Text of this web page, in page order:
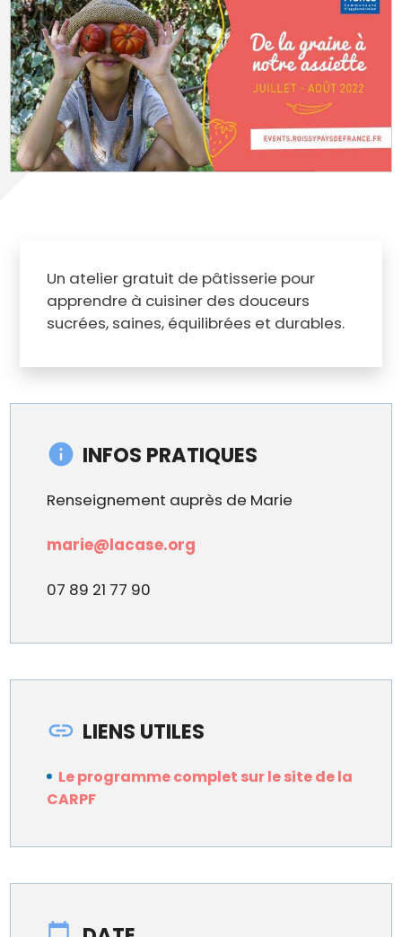
Un atelier gratuit de pâtisserie pour
apprendre à cuisiner des douceurs
sucrées, saines, équilibrées et durables.
INFOS PRATIQUES
Renseignement auprès de Marie
marie@lacase.org
07 89 21 77 90
LIENS UTILES
Le programme complet sur le site de la
CARPF